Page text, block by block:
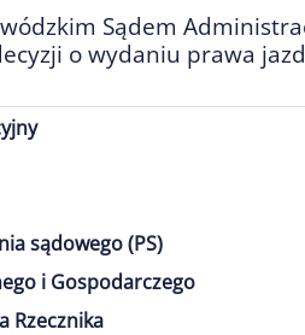
Sądem
o wydaniu prawa
sądowego (PS)
i Gospodarczego
Rzecznika